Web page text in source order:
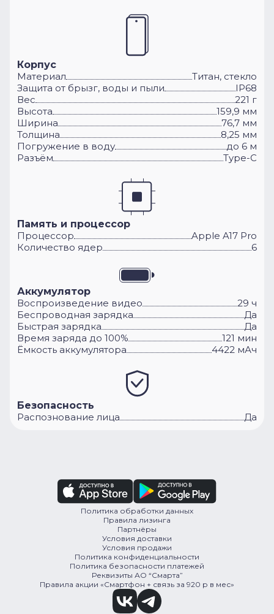
Корпус
Материал
Титан, стекло
Защита от брызг, воды и пыли
IP68
Вес
221 г
Высота
159,9 мм
Ширина
76,7 мм
Толщина
8,25 мм
Погружение в воду
до 6 м
Разъём
Type-C
Память и процессор
Процессор
Apple A17 Pro
Количество ядер
6
Аккумулятор
Воспроизведение видео
29 ч
Беспроводная зарядка
Да
Быстрая зарядка
Да
Время заряда до 100%
121 мин
Ёмкость аккумулятора
4422 мАч
Безопасность
Распознование лица
Да
Политика обработки данных
Правила лизинга
Партнёры
Условия доставки
Условия продажи
Политика конфиденциальности
Политика безопасности платежей
Реквизиты АО “Смарта”
Правила акции «Смартфон + связь за 920 р в мес»